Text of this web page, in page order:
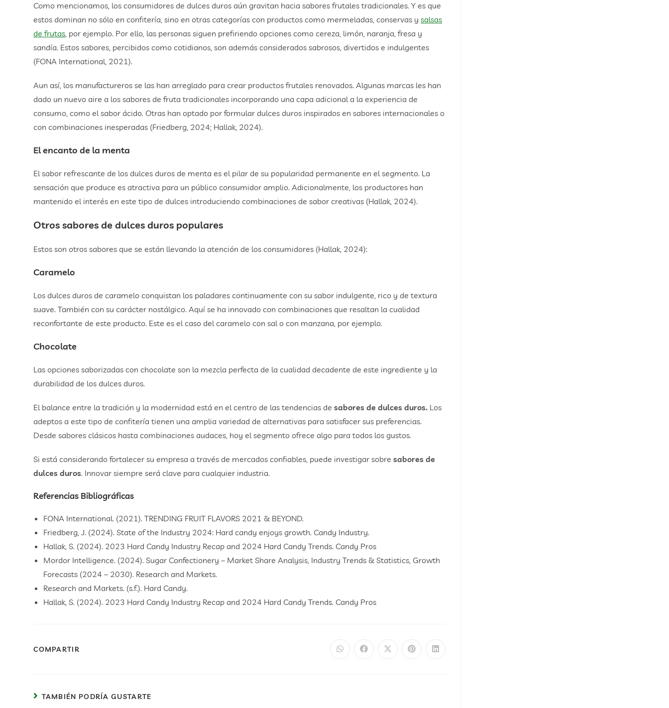
Como mencionamos, los consumidores de dulces duros aún gravitan hacia sabores frutales tradicionales. Y es que
estos dominan no sólo en confitería, sino en otras categorías con productos como mermeladas, conservas ysalsas
de frutas, por ejemplo. Por ello, las personas siguen prefiriendo opciones como cereza, limón, naranja, fresa y
sandía. Estos sabores, percibidos como cotidianos, son además considerados sabrosos, divertidos e indulgentes
(FONA International, 2021).
Aun así, los manufactureros se las han arreglado para crear productos frutales renovados. Algunas marcas les han
dado un nuevo aire a los sabores de fruta tradicionales incorporando una capa adicional a la experiencia de
consumo, como el sabor ácido. Otras han optado por formular dulces duros inspirados en sabores internacionales o
con combinaciones inesperadas (Friedberg, 2024; Hallak, 2024).
El encanto de la menta
El sabor refrescante de los dulces duros de menta es el pilar de su popularidad permanente en el segmento. La
sensación que produce es atractiva para un público consumidor amplio. Adicionalmente, los productores han
mantenido el interés en este tipo de dulces introduciendo combinaciones de sabor creativas (Hallak, 2024).
Otros sabores de dulces duros populares
Estos son otros sabores que se están llevando la atención de los consumidores (Hallak, 2024):
Caramelo
Los dulces duros de caramelo conquistan los paladares continuamente con su sabor indulgente, rico y de textura
suave. También con su carácter nostálgico. Aquí se ha innovado con combinaciones que resaltan la cualidad
reconfortante de este producto. Este es el caso del caramelo con sal o con manzana, por ejemplo.
Chocolate
Las opciones saborizadas con chocolate son la mezcla perfecta de la cualidad decadente de este ingrediente y la
durabilidad de los dulces duros.
El balance entre la tradición y la modernidad está en el centro de las tendencias desabores de dulces duros. Los
adeptos a este tipo de confitería tienen una amplia variedad de alternativas para satisfacer sus preferencias.
Desde sabores clásicos hasta combinaciones audaces, hoy el segmento ofrece algo para todos los gustos.
Si está considerando fortalecer su empresa a través de mercados confiables, puede investigar sobresabores de
dulces duros. Innovar siempre será clave para cualquier industria.
Referencias Bibliográficas
FONA International. (2021). TRENDING FRUIT FLAVORS 2021 & BEYOND.
Friedberg, J. (2024). State of the Industry 2024: Hard candy enjoys growth. Candy Industry.
Hallak, S. (2024). 2023 Hard Candy Industry Recap and 2024 Hard Candy Trends. Candy Pros
Mordor Intelligence. (2024). Sugar Confectionery – Market Share Analysis, Industry Trends & Statistics, Growth
Forecasts (2024 – 2030). Research and Markets.
Research and Markets. (s.f.). Hard Candy.
Hallak, S. (2024). 2023 Hard Candy Industry Recap and 2024 Hard Candy Trends. Candy Pros
COMPARTIR
TAMBIÉN PODRÍA GUSTARTE